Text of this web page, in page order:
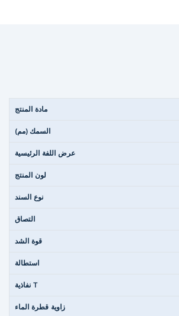
مادة المنتج
السمك (مم)
عرض اللفة الرئيسية
لون المنتج
نوع السند
التصاق
قوة الشد
استطالة
نفاذية T
زاوية قطرة الماء